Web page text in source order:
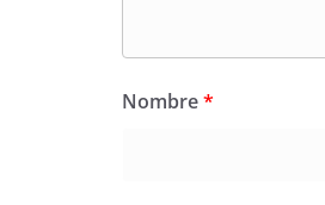
Nombre*